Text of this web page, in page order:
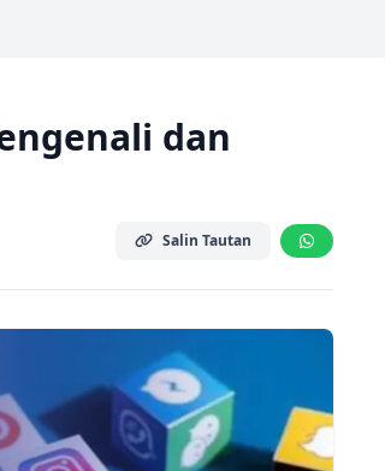
dan
Salin Tautan